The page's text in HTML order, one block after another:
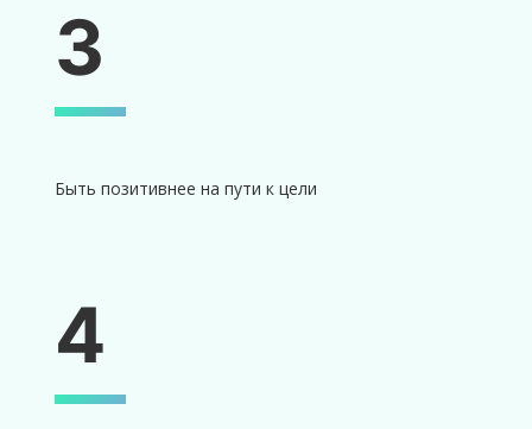
3
Быть позитивнее на пути к цели
4